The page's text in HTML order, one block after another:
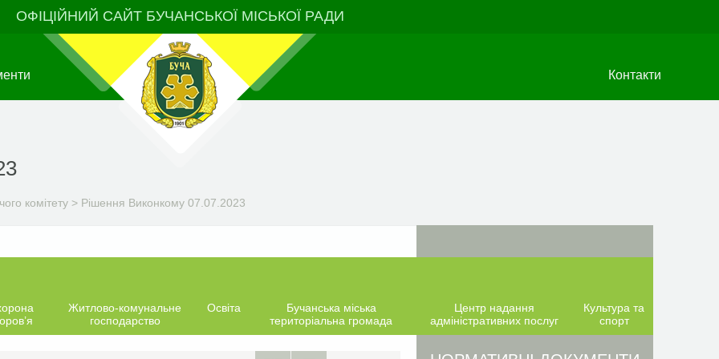
ОФІЦІЙНИЙ САЙТ БУЧАНСЬКОЇ МІСЬКОЇ РАДИ
Контакти
комітету > Рішення Виконкому 07.07.2023
Житлово-комунальне
господарство
Освіта
Бучанська міська
територіальна громада
Центр надання
адміністративних послуг
Культура та
спорт